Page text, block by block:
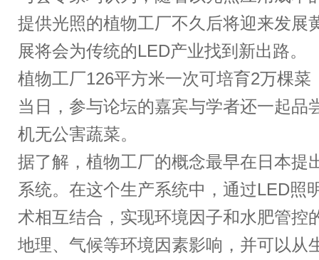
提供光照的植物工厂不久后将迎来发展
展将会为传统的LED产业找到新出路。
植物工厂126平方米一次可培育2万棵菜
当日，参与论坛的嘉宾与学者还一起品
机无公害蔬菜。
据了解，植物工厂的概念最早在日本提
系统。在这个生产系统中，通过LED照
术相互结合，实现环境因子和水肥管控
地理、气候等环境因素影响，并可以从